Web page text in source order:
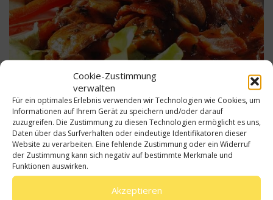
Cookie-Zustimmung
verwalten
Für ein optimales Erlebnis verwenden wir Technologien wie Cookies, um
Informationen auf Ihrem Gerät zu speichern und/oder darauf
zuzugreifen. Die Zustimmung zu diesen Technologien ermöglicht es uns,
Daten über das Surfverhalten oder eindeutige Identifikatoren dieser
Website zu verarbeiten. Eine fehlende Zustimmung oder ein Widerruf
der Zustimmung kann sich negativ auf bestimmte Merkmale und
Funktionen auswirken.
Akzeptieren
15 min Niedrig